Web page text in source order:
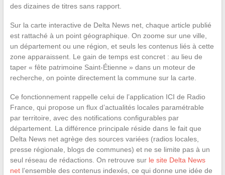
des dizaines de titres sans rapport.
Sur la carte interactive de Delta News net, chaque article publié
est rattaché à un point géographique. On zoome sur une ville,
un département ou une région, et seuls les contenus liés à cette
zone apparaissent. Le gain de temps est concret : au lieu de
taper « fête patrimoine Saint-Étienne » dans un moteur de
recherche, on pointe directement la commune sur la carte.
Ce fonctionnement rappelle celui de l’application ICI de Radio
France, qui propose un flux d’actualités locales paramétrable
par territoire, avec des notifications configurables par
département. La différence principale réside dans le fait que
Delta News net agrège des sources variées (radios locales,
presse régionale, blogs de communes) et ne se limite pas à un
seul réseau de rédactions. On retrouve sur le site Delta News
netl’ensemble des contenus indexés, ce qui donne une idée de